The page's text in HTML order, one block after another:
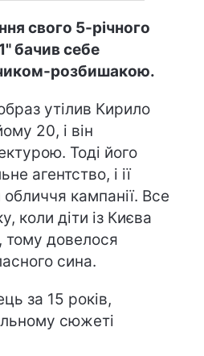
свого 5-річного
бачив себе
розбишакою.
утілив Кирило
20, і він
Тоді його
агентство, і ії
кампанії. Все
коли діти із Києва
тому довелося
сина.
за 15 років,
сюжеті